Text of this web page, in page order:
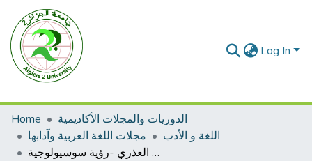
Log In
Home
الدوريات والمجلات الأكاديمية
مجلات اللغة العربية وآدابها
اللغة و الأدب
الغزل العذري -رؤية سوسيولوجية